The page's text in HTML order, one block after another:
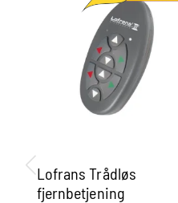
Lofrans Trådløs
fjernbetjening